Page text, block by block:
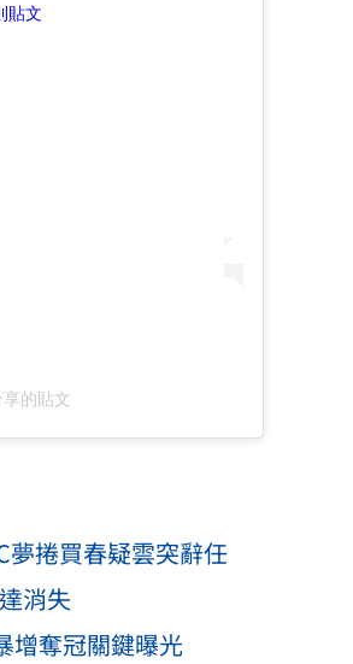
貼文
的貼文
捲買春疑雲突辭任
消失
增奪冠關鍵曝光